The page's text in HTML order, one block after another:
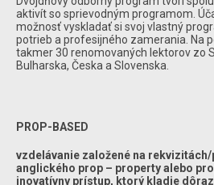
aktivít so sprievodným programom.
možnosť vyskladať si svoj vlastný
potrieb a profesijného zamerania. Na
takmer 30 renomovaných lektorov zo
Bulharska, Česka a Slovenska.
PROP-BASED
vzdelávanie založené na
anglického prop – property alebo
inovatívny prístup, ktorý kladie